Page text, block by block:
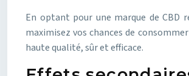
En optant pour une marque de CBD
maximisez vos chances de
haute qualité, sûr et efficace.